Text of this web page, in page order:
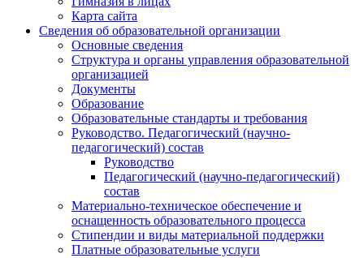
Карта сайта
Сведения об образовательной организации
Основные сведения
Структура и органы управления образовательной
организацией
Документы
Образование
Образовательные стандарты и требования
Руководство. Педагогический (научно-
педагогический) состав
Руководство
Педагогический (научно-педагогический)
состав
Материально-техническое обеспечение и
оснащенность образовательного процесса
Стипендии и виды материальной поддержки
Платные образовательные услуги